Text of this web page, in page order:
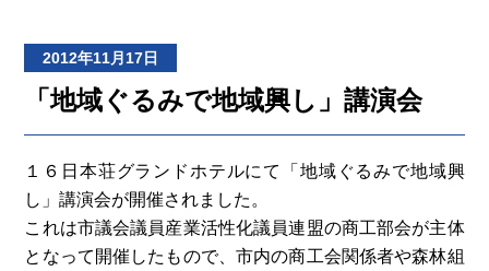
2012年11月17日
「地域ぐるみで地域興し」講演会
１６日本荘グランドホテルにて「地域ぐるみで地域興
し」講演会が開催されました。
これは市議会議員産業活性化議員連盟の商工部会が主体
となって開催したもので、市内の商工会関係者や森林組